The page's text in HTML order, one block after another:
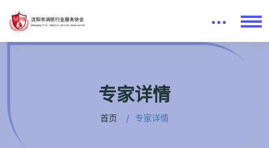
专家详情
首页 专家详情